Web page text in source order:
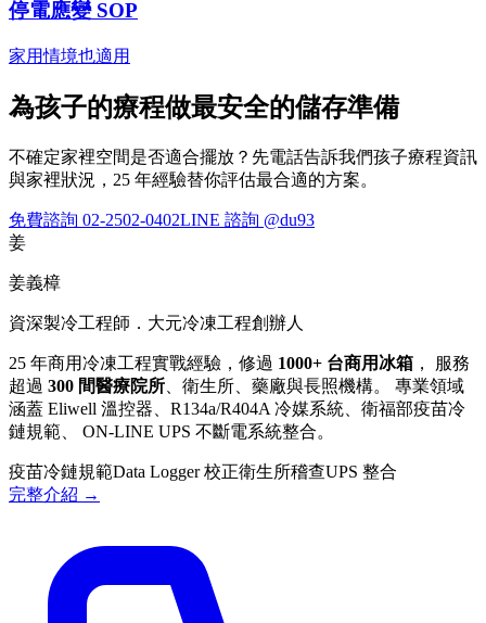
停電應變 SOP
家用情境也適用
為孩子的療程做最安全的儲存準備
不確定家裡空間是否適合擺放？先電話告訴我們孩子療程資訊
與家裡狀況，25 年經驗替你評估最合適的方案。
免費諮詢 02-2502-0402LINE 諮詢 @du93
姜
姜義樟
資深製冷工程師．大元冷凍工程創辦人
25 年商用冷凍工程實戰經驗，修過 1000+ 台商用冰箱 ， 服務
超過 300 間醫療院所 、衛生所、藥廠與長照機構。 專業領域
涵蓋 Eliwell 溫控器、R134a/R404A 冷媒系統、衛福部疫苗冷
鏈規範、 ON-LINE UPS 不斷電系統整合。
疫苗冷鏈規範Data Logger 校正衛生所稽查UPS 整合
完整介紹 →